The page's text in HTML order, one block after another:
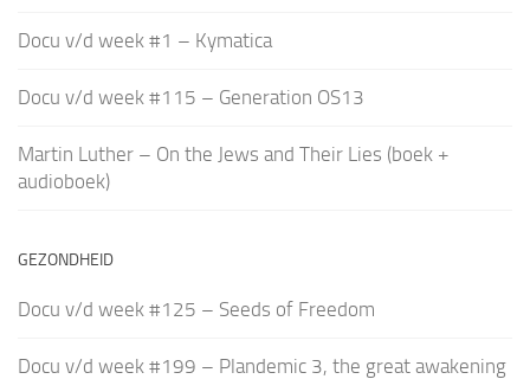
Docu v/d week #1 – Kymatica
Docu v/d week #115 – Generation OS13
Martin Luther – On the Jews and Their Lies (boek +
audioboek)
GEZONDHEID
Docu v/d week #125 – Seeds of Freedom
Docu v/d week #199 – Plandemic 3, the great awakening